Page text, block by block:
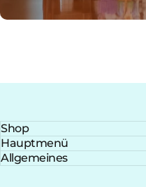
Shop
Hauptmenü
Allgemeines